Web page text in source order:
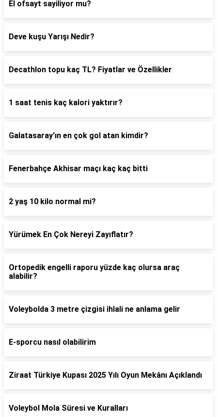
El ofsayt sayiliyor mu?
Deve kuşu Yarışı Nedir?
Decathlon topu kaç TL? Fiyatlar ve Özellikler
1 saat tenis kaç kalori yaktırır?
Galatasaray'ın en çok gol atan kimdir?
Fenerbahçe Akhisar maçı kaç kaç bitti
2 yaş 10 kilo normal mi?
Yürümek En Çok Nereyi Zayıflatır?
Ortopedik engelli raporu yüzde kaç olursa araç
alabilir?
Voleybolda 3 metre çizgisi ihlali ne anlama gelir
E-sporcu nasıl olabilirim
Ziraat Türkiye Kupası 2025 Yılı Oyun Mekânı Açıklandı
Voleybol Mola Süresi ve Kuralları